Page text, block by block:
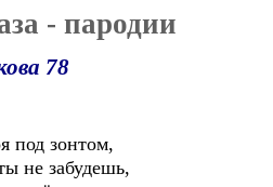
- пародии
78
под зонтом,
не забудешь,